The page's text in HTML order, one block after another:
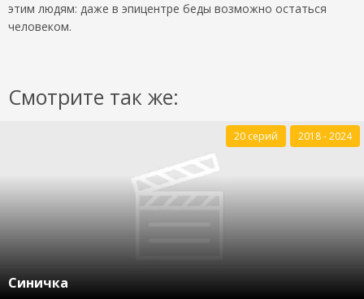
этим людям: даже в эпицентре беды возможно остаться
человеком.
Смотрите так же:
Синичка
20 серий 2018 - 2024